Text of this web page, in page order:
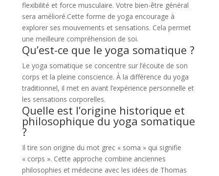
flexibilité et force musculaire. Votre bien-être général
sera amélioré.Cette forme de yoga encourage à
explorer ses mouvements et sensations. Cela permet
une meilleure compréhension de soi.
Qu’est-ce que le yoga somatique ?
Le yoga somatique se concentre sur l’écoute de son
corps et la pleine conscience. À la différence du yoga
traditionnel, il met en avant l’expérience personnelle et
les sensations corporelles.
Quelle est l’origine historique et
philosophique du yoga somatique
?
Il tire son origine du mot grec « soma » qui signifie
« corps ». Cette approche combine anciennes
philosophies et médecine avec les idées de Thomas